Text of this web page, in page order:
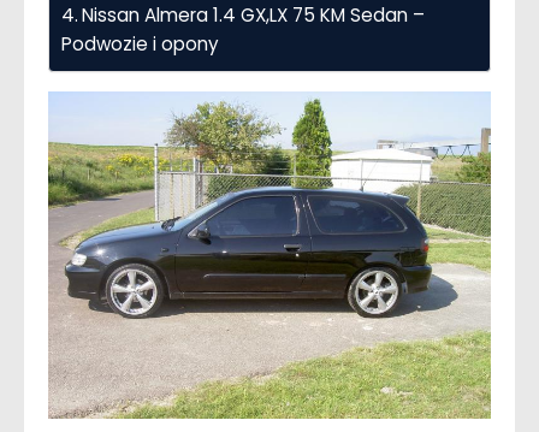
Nissan Almera 1.4 GX,LX 75 KM Sedan –
Podwozie i opony